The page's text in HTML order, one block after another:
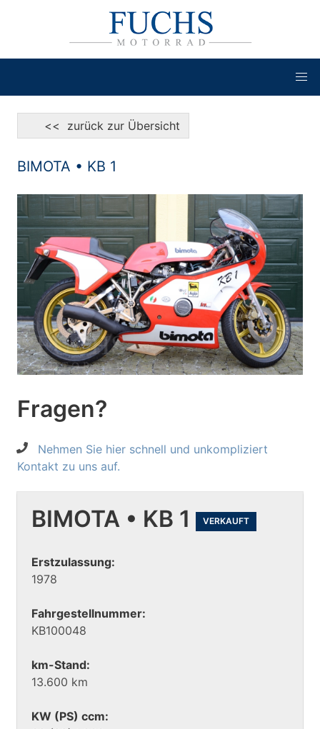
<< zurück zur Übersicht
BIMOTA • KB 1
Fragen?
Nehmen Sie hier schnell und unkompliziert
Kontakt zu uns auf.
BIMOTA • KB 1 VERKAUFT
Erstzulassung:
1978
Fahrgestellnummer:
KB100048
km-Stand:
13.600 km
KW (PS) ccm: